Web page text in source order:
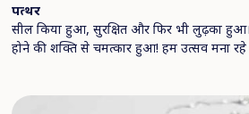
पत्थर
सील किया हुआ, सुरक्षित और फिर भी लुढ़का हुआ।
होने की शक्ति से चमत्कार हुआ! हम उत्सव मना रहे